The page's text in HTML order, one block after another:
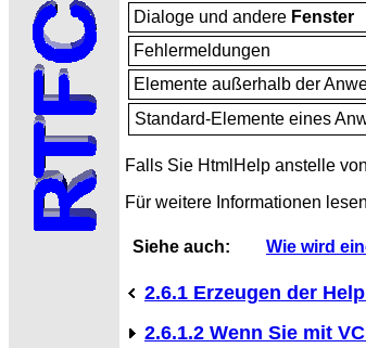
Dialoge und andere Fenster
Fehlermeldungen
Elemente außerhalb der
Standard-Elemente eines
Falls Sie HtmlHelp anstelle von
Für weitere Informationen
Siehe auch: Wie wird
2.6.1 Erzeugen der
2.6.1.2 Wenn Sie mit